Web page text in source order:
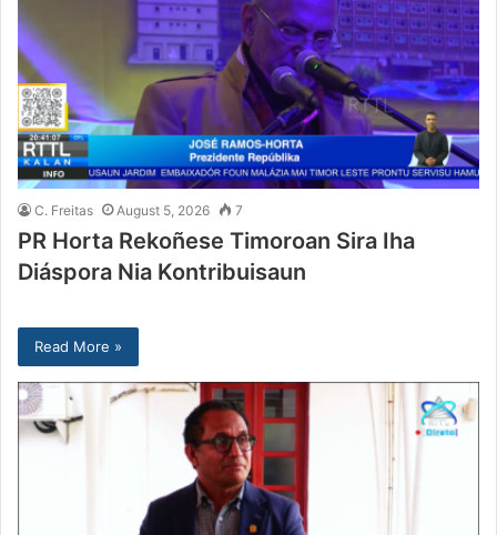
C. Freitas August 5, 2026 7
PR Horta Rekoñese Timoroan Sira Iha
Diáspora Nia Kontribuisaun
Read More »